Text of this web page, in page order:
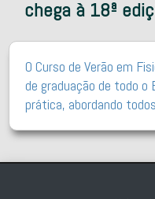
chega à 18ª
O Curso de Verão em
de graduação de todo o
prática, abordando